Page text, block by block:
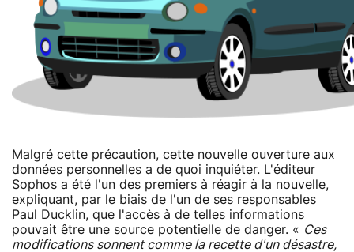
Malgré cette précaution, cette nouvelle ouverture aux
données personnelles a de quoi inquiéter. L'éditeur
Sophos a été l'un des premiers à réagir à la nouvelle,
expliquant, par le biais de l'un de ses responsables
Paul Ducklin, que l'accès à de telles informations
pouvait être une source potentielle de danger. « Ces
modifications sonnent comme la recette d'un désastre,